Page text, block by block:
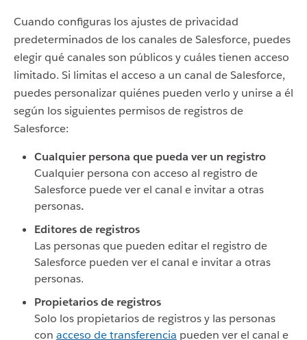
Cuando configuras los ajustes de privacidad
predeterminados de los canales de Salesforce, puedes
elegir qué canales son públicos y cuáles tienen acceso
limitado. Si limitas el acceso a un canal de Salesforce,
puedes personalizar quiénes pueden verlo y unirse a él
según los siguientes permisos de registros de
Salesforce:
Cualquier persona que pueda ver un registro
Cualquier persona con acceso al registro de
Salesforce puede ver el canal e invitar a otras
personas.
Editores de registros
Las personas que pueden editar el registro de
Salesforce pueden ver el canal e invitar a otras
personas.
Propietarios de registros
Solo los propietarios de registros y las personas
con acceso de transferencia pueden ver el canal e